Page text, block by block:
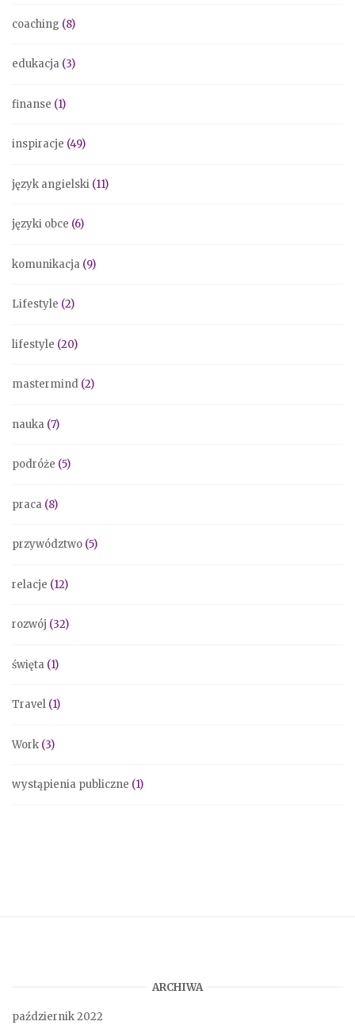
coaching (8)
edukacja (3)
finanse (1)
inspiracje (49)
język angielski (11)
języki obce (6)
komunikacja (9)
Lifestyle (2)
lifestyle (20)
mastermind (2)
nauka (7)
podróże (5)
praca (8)
przywództwo (5)
relacje (12)
rozwój (32)
święta (1)
Travel (1)
Work (3)
wystąpienia publiczne (1)
ARCHIWA
październik 2022